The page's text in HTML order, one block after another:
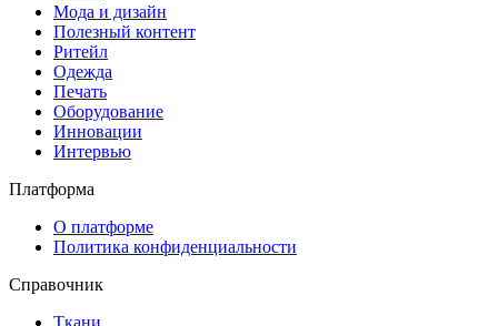
Мода и дизайн
Полезный контент
Ритейл
Одежда
Печать
Оборудование
Инновации
Интервью
Платформа
О платформе
Политика конфиденциальности
Справочник